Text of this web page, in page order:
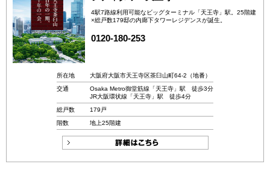
4駅7路線利用可能なビッグターミナル「天王寺」駅。25階建
×総戸数179邸の内廊下タワーレジデンスが誕生。
0120-180-253
所在地
大阪府大阪市天王寺区茶臼山町64‐2（地番）
交通
Osaka Metro御堂筋線「天王寺」駅 徒歩3分
JR大阪環状線「天王寺」駅 徒歩4分
総戸数
179戸
階数
地上25階建